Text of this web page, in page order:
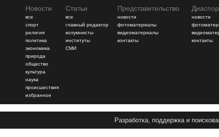
Новости
все
спорт
религия
политика
экономика
природа
общество
культура
наука
происшествия
избранное
Статьи
все
главный редактор
колумнисты
институты
СМИ
Представительство
новости
фотоматериалы
видеоматериалы
контакты
новости
контакты
Разработка, поддержка и